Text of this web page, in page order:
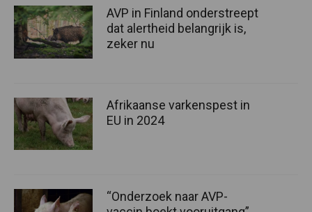
AVP in Finland onderstreept
dat alertheid belangrijk is,
zeker nu
Afrikaanse varkenspest in
EU in 2024
“Onderzoek naar AVP-